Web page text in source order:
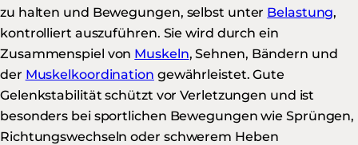
zu halten und Bewegungen, selbst unter Belastung,
kontrolliert auszuführen. Sie wird durch ein
Zusammenspiel von Muskeln, Sehnen, Bändern und
der Muskelkoordination gewährleistet. Gute
Gelenkstabilität schützt vor Verletzungen und ist
besonders bei sportlichen Bewegungen wie Sprüngen,
Richtungswechseln oder schwerem Heben